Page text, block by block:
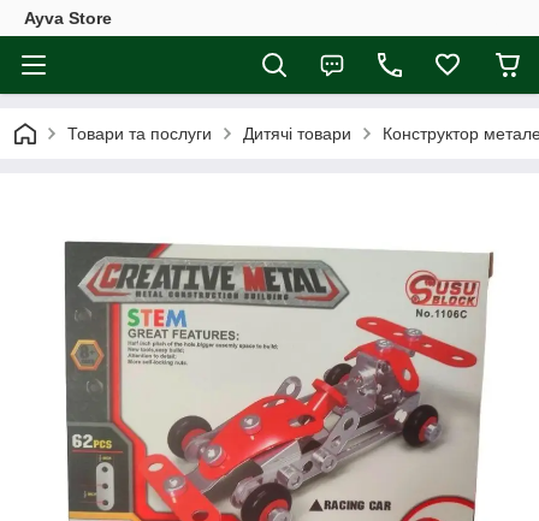
Ayva Store
Товари та послуги Дитячі товари Конструктор